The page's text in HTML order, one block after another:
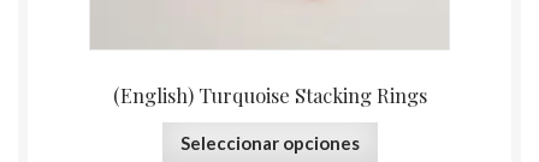
(English) Turquoise Stacking Rings
Seleccionar opciones